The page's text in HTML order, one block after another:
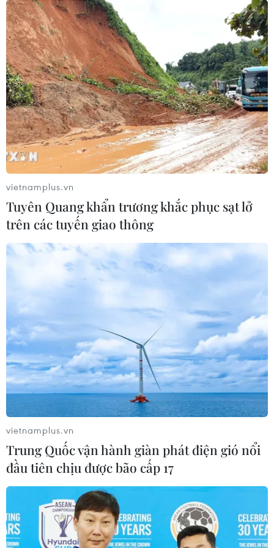
đông đảo du khách trong nước và quốc tế.
vietnamplus.vn
Tuyên Quang khẩn trương khắc phục sạt lở
trên các tuyến giao thông
vietnamplus.vn
Trung Quốc vận hành giàn phát điện gió nổi
đầu tiên chịu được bão cấp 17